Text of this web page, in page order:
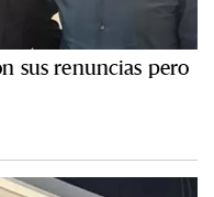
sus renuncias pero